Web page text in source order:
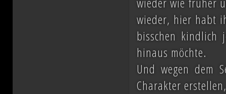
wieder, hier habt
bisschen
hinaus möchte.
Und wegen dem
Charakter